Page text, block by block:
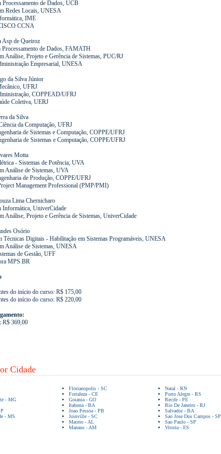
Processamento de Dados, UCB
Redes Locais, UNESA
IME
CCNA
Asp de Queiroz
Processamento de Dados, FAMATH
Análise, Projeto e Gerência de Sistemas, PUC/RJ
Empresarial, UNESA
da Silva Júnior
UFRJ
COPPEAD/UFRJ
Coletiva, UERJ
da Silva
da Computação, UFRJ
de Sistemas e Computação, COPPE/UFRJ
de Sistemas e Computação, COPPE/UFRJ
Motta
- Sistemas de Potência, UVA
Análise de Sistemas, UVA
de Produção, COPPE/UFRJ
Management Professional (PMP/PMI)
Lima Chernicharo
Informática, UniverCidade
Análise, Projeto e Gerência de Sistemas, UniverCidade
Osório
Técnicas Digitais - Habilitação em Sistemas Programáveis, UNESA
Análise de Sistemas, UNESA
de Gestão, UFF
MPS.BR
do início do curso: R$ 175,00
do início do curso: R$ 220,00
R$ 369,00
Cidade
- MG
- MS
Florianopolis - SC
Fortaleza - CE
Goiania - GO
Itabuna - BA
Joao Pessoa - PB
Joinville - SC
Maceio - AL
Manaus - AM
Natal - RN
Porto Alegre - RS
Recife - PE
Rio De Janeiro - RJ
Salvador - BA
Sao Jose Dos Campos - SP
Sao Paulo - SP
Vitoria - ES